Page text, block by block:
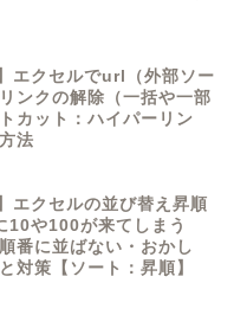
エクセルでurl（外部ソー
ンクの解除（一括や一部
カット：ハイパーリン
法
エクセルの並び替え昇順
10や100が来てしまう
順番に並ばない・おかし
対策【ソート：昇順】